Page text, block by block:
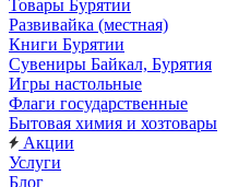
Товары Бурятии
Развивайка (местная)
Книги Бурятии
Сувениры Байкал, Бурятия
Игры настольные
Флаги государственные
Бытовая химия и хозтовары
Акции
Услуги
Блог